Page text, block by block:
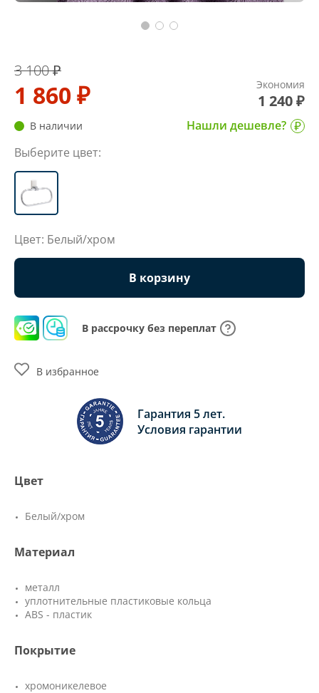
3 100 ₽
1 860 ₽ Экономия
1 240 ₽
В наличии
Нашли дешевле?
Выберите цвет:
Цвет: Белый/хром
В корзину
В рассрочку без переплат
Гарантия 5 лет.
Условия гарантии
В избранное
Цвет
Белый/хром
Материал
металл
уплотнительные пластиковые кольца
ABS - пластик
Покрытие
хромоникелевое